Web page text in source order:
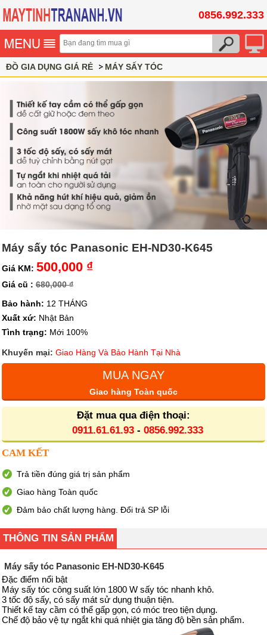
0856.992.333
ĐỒ GIA DỤNG GIÁ RẺ MÁY SẤY TÓC
Máy sấy tóc Panasonic EH-ND30-K645
Giá KM: 500,000 ₫
Giá cũ : 680,000 ₫
Bảo hành: 12 THÁNG
Xuất xứ: Nhật Bản
Tình trạng: Mới 100%
Khuyến mại: Giao Hàng Và Bảo Hành Tại Nhà
MUA NGAY
Giao hàng Toàn quốc
Đặt mua qua điện thoại:
0911.61.61.93- 0856.992.333
CAM KẾT
Trả tiền đúng giá trị sản phẩm
Giao hàng Toàn quốc
Đảm bảo chất lượng hàng. Đổi trả SP lỗi
THÔNG TIN SẢN PHẨM
Máy sấy tóc Panasonic EH-ND30-K645
Đặc điểm nổi bật
Máy sấy tóc công suất lớn 1800 W sấy tóc nhanh khô.
3 tốc độ sấy, có sấy mát sử dụng thuận tiện.
Thiết kế tay cầm có thể gấp gọn, có móc treo tiện dụng.
Chế độ bảo vệ tự ngắt khi quá nhiệt gia tăng độ bền sản phẩm.